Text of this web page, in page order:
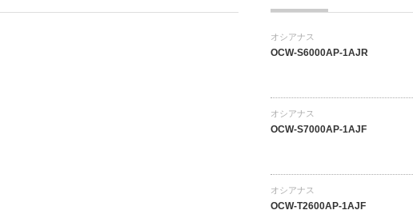
オシアナス
OCW-S6000AP-1AJR
オシアナス
OCW-S7000AP-1AJF
オシアナス
OCW-T2600AP-1AJF